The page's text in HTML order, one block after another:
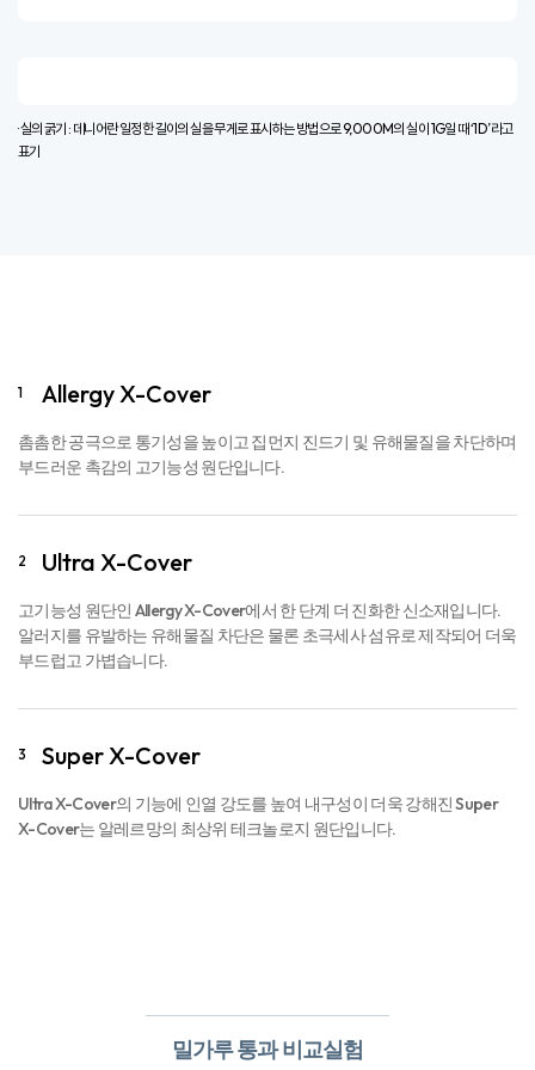
· 실의 굵기 : 데니어란 일정한 길이의 실을 무게로 표시하는 방법으로 9,000M의 실이 1G일 때 ‘1D’라고
표기​
1 Allergy X-Cover
촘촘한 공극으로 통기성을 높이고 집먼지 진드기 및 유해물질을 차단하며
부드러운 촉감의 고기능성 원단입니다.
2 Ultra X-Cover
고기능성 원단인 Allergy X-Cover에서 한 단계 더 진화한 신소재입니다.
알러지를 유발하는 유해물질 차단은 물론 초극세사 섬유로 제작되어 더욱
부드럽고 가볍습니다.
3 Super X-Cover
Ultra X-Cover의 기능에 인열 강도를 높여 내구성이 더욱 강해진 Super
X-Cover는 알레르망의 최상위 테크놀로지 원단입니다.
밀가루 통과 비교실험​